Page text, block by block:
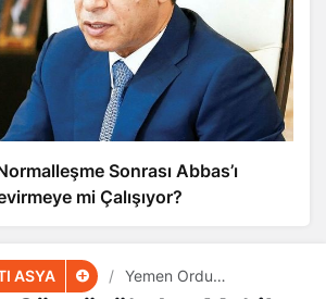
Sonrası Abbas’ı
mi Çalışıyor?
ASYA
Yemen Ordu
Sözcüsü’nden Me’rib